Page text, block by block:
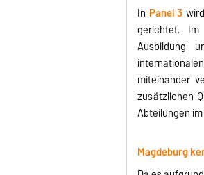
In Panel 3
gerichtet. Im
Ausbildung
miteinander
zusätzlichen
Abteilungen
Magdeburg